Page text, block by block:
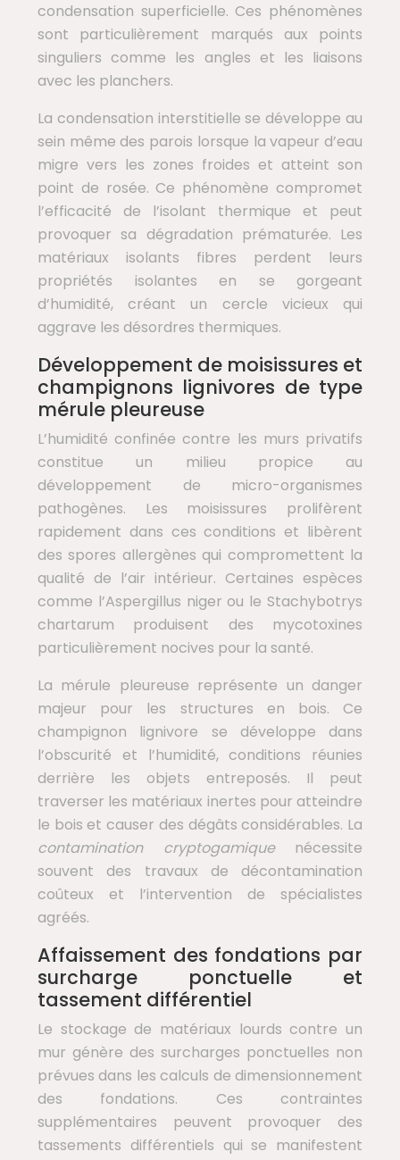
condensation superficielle. Ces phénomènes
sont particulièrement marqués aux points
singuliers comme les angles et les liaisons
avec les planchers.
La condensation interstitielle se développe au
sein même des parois lorsque la vapeur d’eau
migre vers les zones froides et atteint son
point de rosée. Ce phénomène compromet
l’efficacité de l’isolant thermique et peut
provoquer sa dégradation prématurée. Les
matériaux isolants fibres perdent leurs
propriétés isolantes en se gorgeant
d’humidité, créant un cercle vicieux qui
aggrave les désordres thermiques.
Développement de moisissures et
champignons lignivores de type
mérule pleureuse
L’humidité confinée contre les murs privatifs
constitue un milieu propice au
développement de micro-organismes
pathogènes. Les moisissures prolifèrent
rapidement dans ces conditions et libèrent
des spores allergènes qui compromettent la
qualité de l’air intérieur. Certaines espèces
comme l’Aspergillus niger ou le Stachybotrys
chartarum produisent des mycotoxines
particulièrement nocives pour la santé.
La mérule pleureuse représente un danger
majeur pour les structures en bois. Ce
champignon lignivore se développe dans
l’obscurité et l’humidité, conditions réunies
derrière les objets entreposés. Il peut
traverser les matériaux inertes pour atteindre
le bois et causer des dégâts considérables. La
contamination cryptogamique nécessite
souvent des travaux de décontamination
coûteux et l’intervention de spécialistes
agréés.
Affaissement des fondations par
surcharge ponctuelle et
tassement différentiel
Le stockage de matériaux lourds contre un
mur génère des surcharges ponctuelles non
prévues dans les calculs de dimensionnement
des fondations. Ces contraintes
supplémentaires peuvent provoquer des
tassements différentiels qui se manifestent